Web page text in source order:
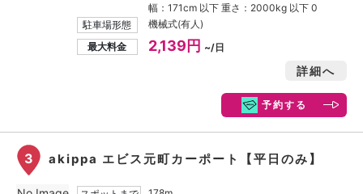
幅：171cm 以下 重さ：2000kg 以下 0
駐車場形態
機械式(有人)
最大料金
2,139円 ~/日
詳細へ
予約する
3 akippa エビス元町カーポート【平日のみ】